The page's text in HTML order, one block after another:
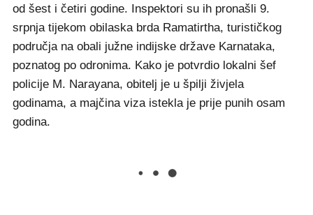
od šest i četiri godine. Inspektori su ih pronašli 9.
srpnja tijekom obilaska brda Ramatirtha, turističkog
područja na obali južne indijske države Karnataka,
poznatog po odronima. Kako je potvrdio lokalni šef
policije M. Narayana, obitelj je u špilji živjela
godinama, a majčina viza istekla je prije punih osam
godina.